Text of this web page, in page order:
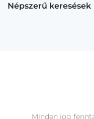
Népszerű keresések
Minden jog